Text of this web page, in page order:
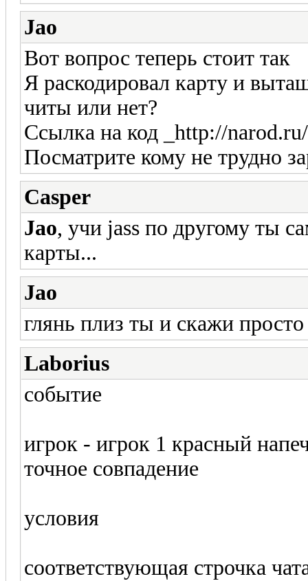
Jao
Вот вопрос теперь стоит так
Я раскодировал карту и
читы или нет?
Ссылка на код _http://
Посматрите кому не трудно
Casper
Jao, учи jass по другому ты
карты...
Jao
глянь плиз ты и скажи просто
Laborius
событие
игрок - игрок 1 красный
точное совпадение
условия
соответствующая строчка